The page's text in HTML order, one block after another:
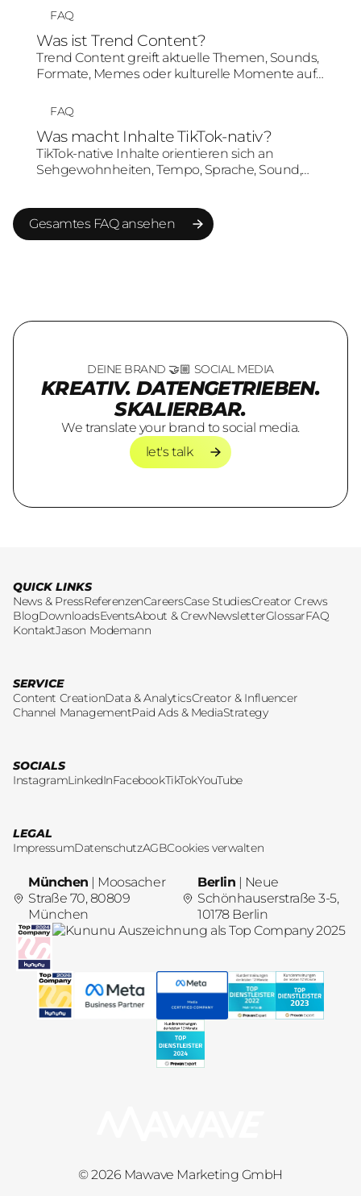
aufmerksamkeitsstark vermitteln können.
Entscheidend sind ein starker Einstieg, mobile
Optimierung, klare Botschaft und eine Struktur,
die zur Plattform passt.
FAQ
Was ist Trend Content?
Trend Content greift aktuelle Themen, Sounds,
Formate, Memes oder kulturelle Momente auf
Media-Inhalte. Entscheidend ist, dass der Trend
nicht nur kopiert, sondern sinnvoll mit
Zielgruppe und Markenbotschaft verbunden
wird.
FAQ
Was macht Inhalte TikTok-nativ?
TikTok-native Inhalte orientieren sich an
Sehgewohnheiten, Tempo, Sprache, Sound,
Content, der in der Plattformumgebung
verstanden und akzeptiert wird.
Gesamtes FAQ ansehen
DEINE BRAND 🤝🏼 SOCIAL MEDIA
KREATIV. DATENGETRIEBEN.
SKALIERBAR.
We translate your brand to social media.
let's talk
let's talk
QUICK LINKS
News & PressReferenzenCareersCase StudiesCreator Crews
BlogDownloadsEventsAbout & CrewNewsletterGlossarFAQ
KontaktJason Modemann
SERVICE
Content CreationData & AnalyticsCreator & Influencer
Channel ManagementPaid Ads & MediaStrategy
SOCIALS
InstagramLinkedInFacebookTikTokYouTube
LEGAL
ImpressumDatenschutzAGBCookies verwalten
München | Moosacher
Straße 70, 80809
München
Berlin | Neue
Schönhauserstraße 3-5,
10178 Berlin
© 2026 Mawave Marketing GmbH